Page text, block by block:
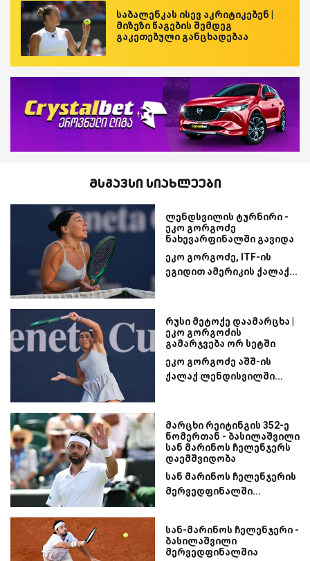
საბალენკას ისევ აკრიტიკებენ |
მიზეზი წაგების შემდეგ
გაკეთებული განცხადებაა
მსგავსი სიახლეები
ლენდსვილის ტურნირი -
ეკო გორგოძე
ნახევარფინალში გავიდა
ეკო გორგოძე, ITF-ის
ეგიდით ამერიკის ქალაქ...
რუსი მეტოქე დაამარცხა |
ეკო გორგოძის
გამარჯვება ორ სეტში
ეკო გორგოძე აშშ-ის
ქალაქ ლენდისვილში...
მარცხი რეიტინგის 352-ე
ნომერთან - ბასილაშვილი
სან მარინოს ჩელენჯერს
დაემშვიდობა
სან მარინოს ჩელენჯერის
მერვედფინალში...
სან-მარინოს ჩელენჯერი -
ბასილაშვილი
მერვედფინალშია